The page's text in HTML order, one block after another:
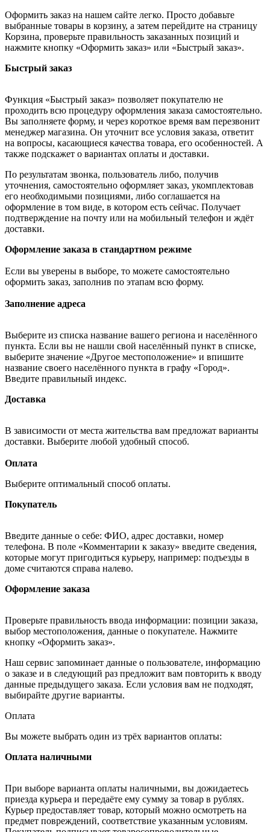
Оформить заказ на нашем сайте легко. Просто добавьте
выбранные товары в корзину, а затем перейдите на страницу
Корзина, проверьте правильность заказанных позиций и
нажмите кнопку «Оформить заказ» или «Быстрый заказ».
Быстрый заказ
Функция «Быстрый заказ» позволяет покупателю не
проходить всю процедуру оформления заказа самостоятельно.
Вы заполняете форму, и через короткое время вам перезвонит
менеджер магазина. Он уточнит все условия заказа, ответит
на вопросы, касающиеся качества товара, его особенностей. А
также подскажет о вариантах оплаты и доставки.
По результатам звонка, пользователь либо, получив
уточнения, самостоятельно оформляет заказ, укомплектовав
его необходимыми позициями, либо соглашается на
оформление в том виде, в котором есть сейчас. Получает
подтверждение на почту или на мобильный телефон и ждёт
доставки.
Оформление заказа в стандартном режиме
Если вы уверены в выборе, то можете самостоятельно
оформить заказ, заполнив по этапам всю форму.
Заполнение адреса
Выберите из списка название вашего региона и населённого
пункта. Если вы не нашли свой населённый пункт в списке,
выберите значение «Другое местоположение» и впишите
название своего населённого пункта в графу «Город».
Введите правильный индекс.
Доставка
В зависимости от места жительства вам предложат варианты
доставки. Выберите любой удобный способ.
Оплата
Выберите оптимальный способ оплаты.
Покупатель
Введите данные о себе: ФИО, адрес доставки, номер
телефона. В поле «Комментарии к заказу» введите сведения,
которые могут пригодиться курьеру, например: подъезды в
доме считаются справа налево.
Оформление заказа
Проверьте правильность ввода информации: позиции заказа,
выбор местоположения, данные о покупателе. Нажмите
кнопку «Оформить заказ».
Наш сервис запоминает данные о пользователе, информацию
о заказе и в следующий раз предложит вам повторить к вводу
данные предыдущего заказа. Если условия вам не подходят,
выбирайте другие варианты.
Оплата
Вы можете выбрать один из трёх вариантов оплаты:
Оплата наличными
При выборе варианта оплаты наличными, вы дожидаетесь
приезда курьера и передаёте ему сумму за товар в рублях.
Курьер предоставляет товар, который можно осмотреть на
предмет повреждений, соответствие указанным условиям.